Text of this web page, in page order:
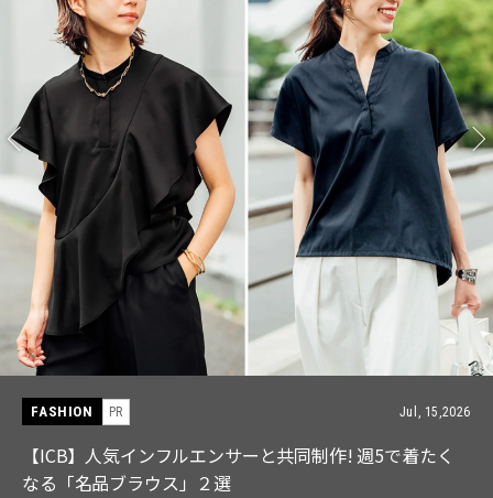
FASHION Jul, 28,2026
【中島健人さん登場】余裕のある先輩の「オシャレ」大
特集｜CLASSY.9月号発売